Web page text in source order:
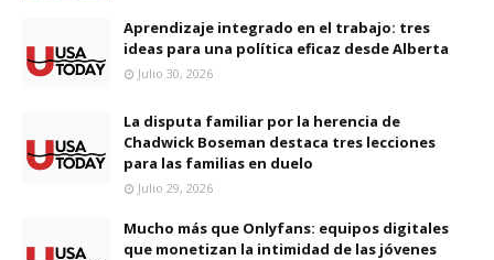
Aprendizaje integrado en el trabajo: tres
ideas para una política eficaz desde Alberta
Julio 30, 2026
La disputa familiar por la herencia de
Chadwick Boseman destaca tres lecciones
para las familias en duelo
Julio 29, 2026
Mucho más que Onlyfans: equipos digitales
que monetizan la intimidad de las jóvenes